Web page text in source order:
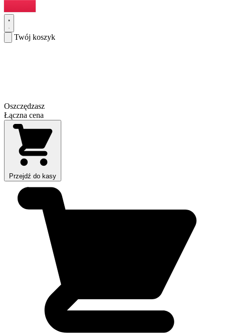
Twój koszyk
Oszczędzasz
Łączna cena
Przejdź do kasy